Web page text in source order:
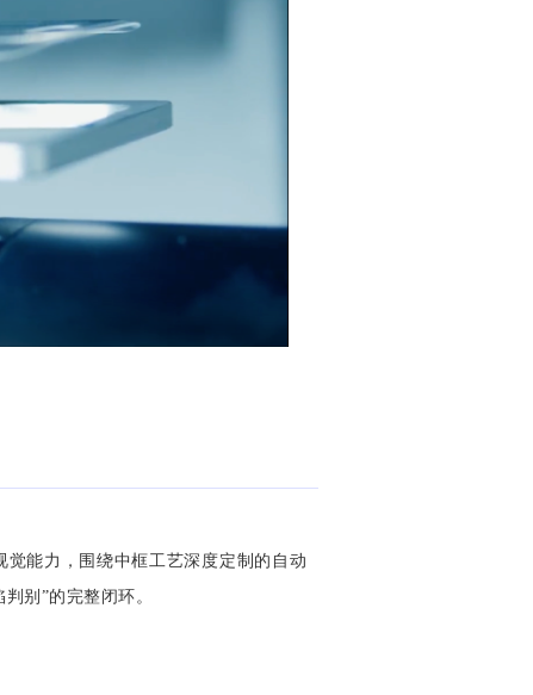
能力，围绕中框工艺深度定制的自动
别”的完整闭环。